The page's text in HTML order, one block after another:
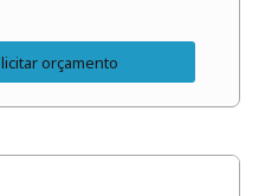
do gerador. Código
o Manual do
de Tensão
orçamento